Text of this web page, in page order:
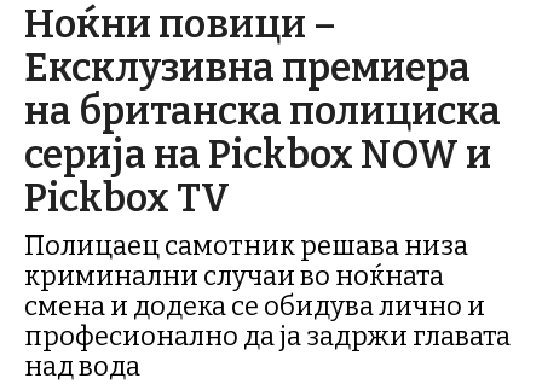
Ноќни повици –
Ексклузивна премиера
на британска полициска
серија на Pickbox NOW и
Pickbox TV
Полицаец самотник решава низа
криминални случаи во ноќната
смена и додека се обидува лично и
професионално да ја задржи главата
над вода